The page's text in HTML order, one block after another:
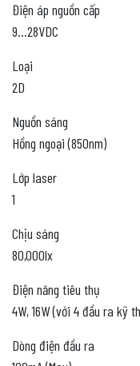
Điện áp nguồn cấp
9…28VDC
Loại
2D
Nguồn sáng
Hồng ngoại (850nm)
Lớp laser
1
Chịu sáng
80,000lx
Điện năng tiêu thụ
4W, 16W (với 4 đầu ra kỹ
Dòng điện đầu ra